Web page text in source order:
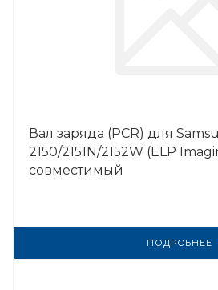
Вал заряда (PCR) для
2150/2151N/2152W (ELP
совместимый
ПОДРОБНЕЕ